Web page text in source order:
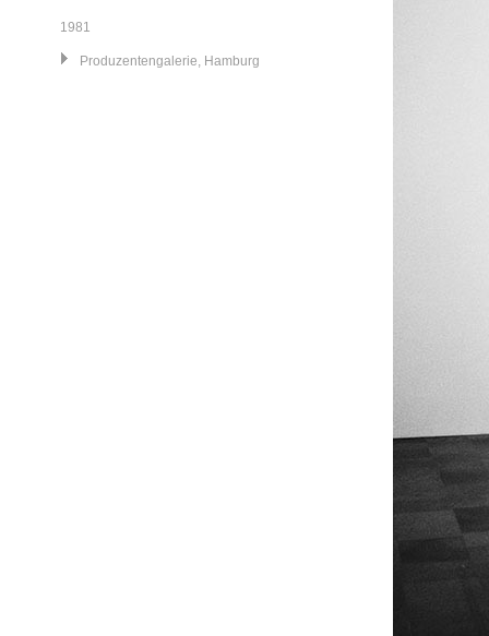
1981
Produzentengalerie, Hamburg